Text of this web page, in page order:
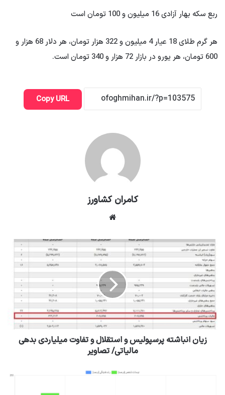
ربع سکه بهار آزادی 16 میلیون و 100 تومان است
هر گرم طلای 18 عیار 4 میلیون و 322 هزار تومان، هر دلار 68 هزار و
600 تومان، هر یورو در بازار 72 هزار و 340 تومان است.
Copy URL
کامران کشاورز
زیان انباشته پرسپولیس و استقلال و تفاوت میلیاردی بدهی
مالیاتی/ تصاویر